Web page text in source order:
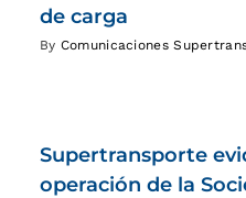
de carga
By Comunicaciones
Supertransporte
operación de la